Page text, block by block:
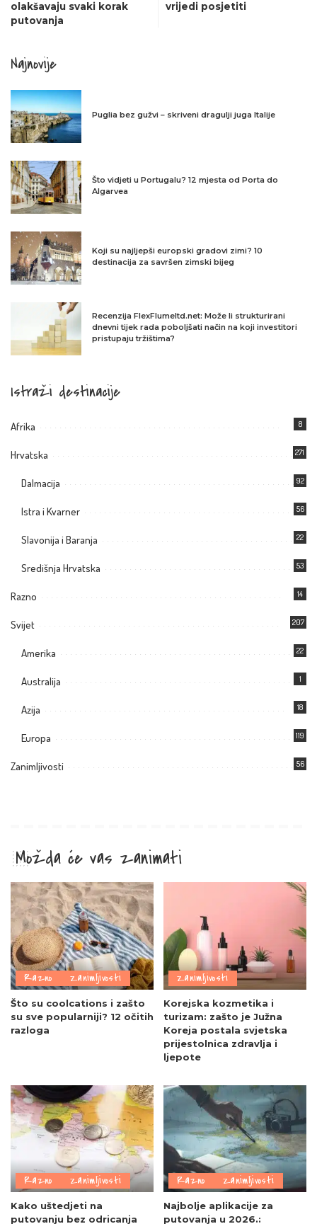
olakšavaju svaki korak
putovanja
vrijedi posjetiti
Najnovije
Puglia bez gužvi – skriveni dragulji juga Italije
Što vidjeti u Portugalu? 12 mjesta od Porta do
Algarvea
Koji su najljepši europski gradovi zimi? 10
destinacija za savršen zimski bijeg
Recenzija FlexFlumeltd.net: Može li strukturirani
dnevni tijek rada poboljšati način na koji investitori
pristupaju tržištima?
Istraži destinacije
Afrika 8
Hrvatska 271
Dalmacija 92
Istra i Kvarner 56
Slavonija i Baranja 22
Središnja Hrvatska 53
Razno 14
Svijet 207
Amerika 22
Australija 1
Azija 18
Europa 119
Zanimljivosti 56
Možda će vas zanimati
Razno Zanimljivosti
Što su coolcations i zašto
su sve popularniji? 12 očitih
razloga
Zanimljivosti
Korejska kozmetika i
turizam: zašto je Južna
Koreja postala svjetska
prijestolnica zdravlja i
ljepote
Razno Zanimljivosti
Kako uštedjeti na
putovanju bez odricanja
Razno Zanimljivosti
Najbolje aplikacije za
putovanja u 2026.: